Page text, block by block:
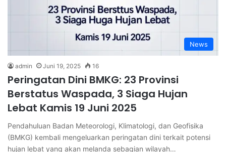
News
admin Juni 19, 2025 16
Peringatan Dini BMKG: 23 Provinsi
Berstatus Waspada, 3 Siaga Hujan
Lebat Kamis 19 Juni 2025
Pendahuluan Badan Meteorologi, Klimatologi, dan Geofisika
(BMKG) kembali mengeluarkan peringatan dini terkait potensi
hujan lebat yang akan melanda sebagian wilayah…